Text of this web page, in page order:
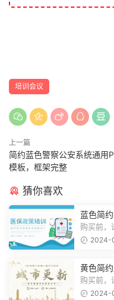
培训会议
上一篇
简约蓝色警察公安系统通用
模板，框架完整
猜你喜欢
蓝色简
购买前，
注，精彩
2024-
黄色简
传PPT
购买前，
注，精彩
2024-